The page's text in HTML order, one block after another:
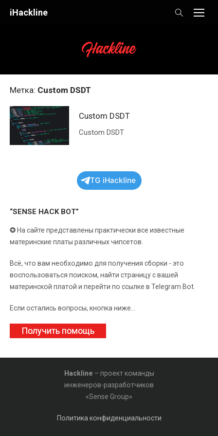
iHackline
Метка: Custom DSDT
Custom DSDT
Custom DSDT
TG iHackline
“SENSE HACK BOT”
✪ На сайте представлены практически все известные
материнские платы различных чипсетов.
Всё, что вам необходимо для получения сборки - это
воспользоваться поиском, найти страницу с вашей
материнской платой и перейти по ссылке в Telegram Bot.
Если остались вопросы, кнопка ниже...
Получить помощь
Hackline – проект команды
инженеров-разработчиков
«Sense Group»
Политика конфиденциальности